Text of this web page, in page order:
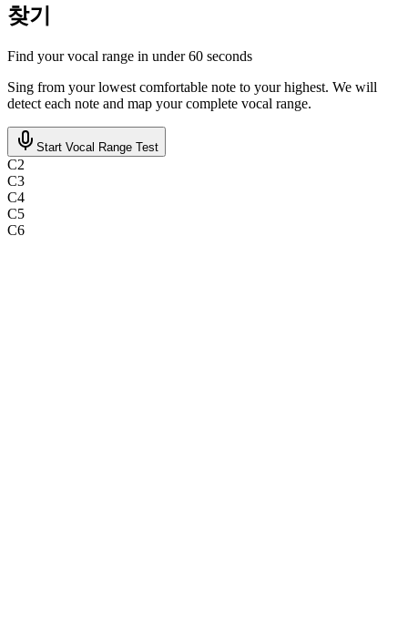
찾기
Find your vocal range in under 60 seconds
Sing from your lowest comfortable note to your highest. We will
detect each note and map your complete vocal range.
Start Vocal Range Test
C2
C3
C4
C5
C6